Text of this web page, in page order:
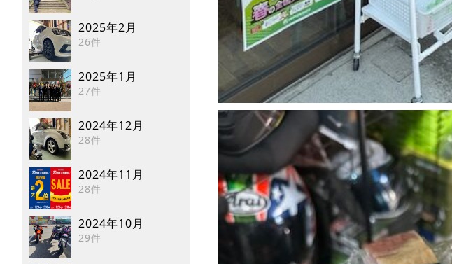
2025年2月
26件
2025年1月
27件
2024年12月
28件
2024年11月
28件
2024年10月
29件